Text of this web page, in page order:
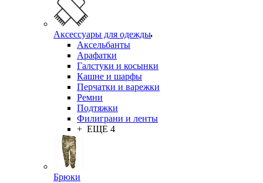
Аксессуары для одежды
Аксельбанты
Арафатки
Галстуки и косынки
Кашне и шарфы
Перчатки и варежки
Ремни
Подтяжки
Филиграни и ленты
+ ЕЩЕ 4
Брюки